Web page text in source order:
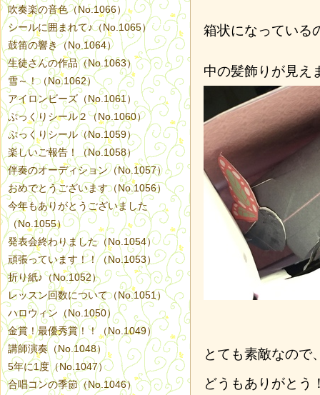
箱状になっている
中の髪飾りが見え
とても素敵なので
どうもありがとう
吹奏楽の音色（No.1066）
シールに囲まれて♪（No.1065）
鼓笛の響き（No.1064）
生徒さんの作品（No.1063）
雪～！（No.1062）
アイロンビーズ（No.1061）
ぷっくりシール２（No.1060）
ぷっくりシール（No.1059）
楽しいご報告！（No.1058）
伴奏のオーディション（No.1057）
おめでとうございます（No.1056）
今年もありがとうございました
（No.1055）
発表会終わりました（No.1054）
頑張っています！！（No.1053）
折り紙♪（No.1052）
レッスン回数について（No.1051）
ハロウィン（No.1050）
金賞！最優秀賞！！（No.1049）
講師演奏（No.1048）
5年に1度（No.1047）
合唱コンの季節（No.1046）